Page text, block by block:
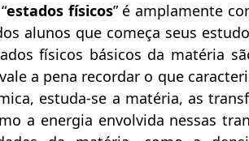
estados físicos” é amplamente
alunos que começa seus
físicos básicos da matéria
a pena recordar o que
estuda-se a matéria, as
a energia envolvida nessas